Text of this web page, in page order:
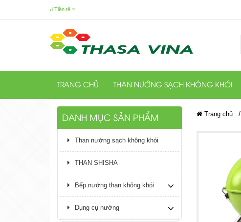
đ Tiền tệ
TRANG CHỦ THAN NƯỚNG SẠCH KHÔNG KHÓI
DANH MỤC SẢN PHẨM
Than nướng sạch không khói
THAN SHISHA
Bếp nướng than không khói
Dụng cụ nướng
Trang chủ /